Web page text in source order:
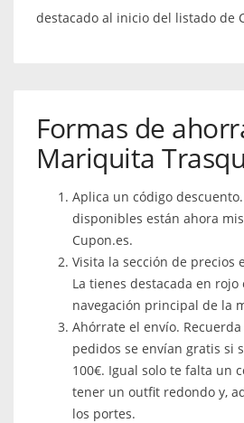
destacado al inicio del listado de
Formas de
Mariquita
Aplica un código
disponibles están ahora
Cupon.es.
Visita la sección de precios
La tienes destacada en
navegación principal de la
Ahórrate el envío.
pedidos se envían gratis si
100€. Igual solo te falta un
tener un outfit redondo y,
los portes.